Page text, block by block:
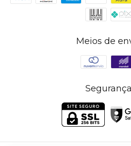
Meios de
Segurança